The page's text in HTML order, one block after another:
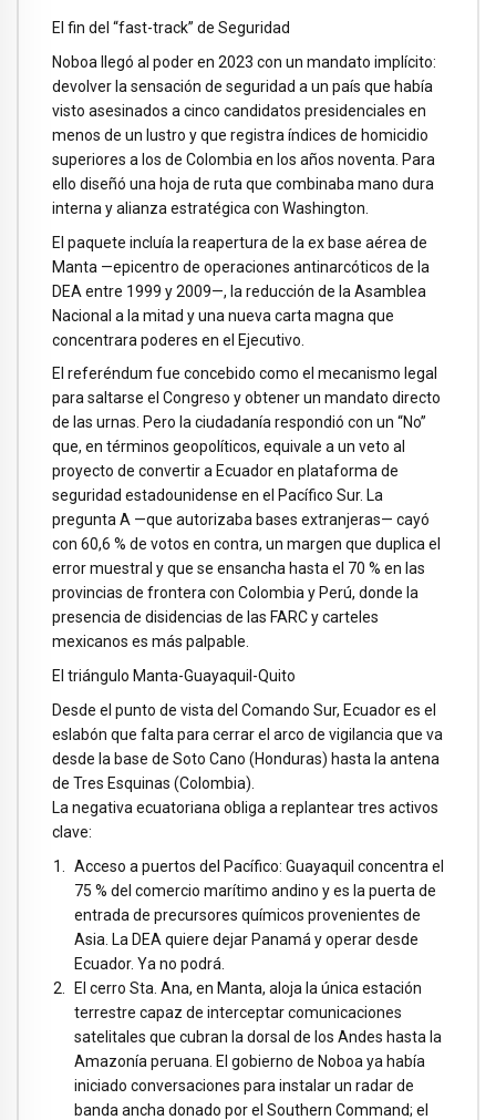
El fin del “fast-track” de Seguridad
Noboa llegó al poder en 2023 con un mandato implícito:
devolver la sensación de seguridad a un país que había
visto asesinados a cinco candidatos presidenciales en
menos de un lustro y que registra índices de homicidio
superiores a los de Colombia en los años noventa. Para
ello diseñó una hoja de ruta que combinaba mano dura
interna y alianza estratégica con Washington.
El paquete incluía la reapertura de la ex base aérea de
Manta —epicentro de operaciones antinarcóticos de la
DEA entre 1999 y 2009—, la reducción de la Asamblea
Nacional a la mitad y una nueva carta magna que
concentrara poderes en el Ejecutivo.
El referéndum fue concebido como el mecanismo legal
para saltarse el Congreso y obtener un mandato directo
de las urnas. Pero la ciudadanía respondió con un “No”
que, en términos geopolíticos, equivale a un veto al
proyecto de convertir a Ecuador en plataforma de
seguridad estadounidense en el Pacífico Sur. La
pregunta A —que autorizaba bases extranjeras— cayó
con 60,6 % de votos en contra, un margen que duplica el
error muestral y que se ensancha hasta el 70 % en las
provincias de frontera con Colombia y Perú, donde la
presencia de disidencias de las FARC y carteles
mexicanos es más palpable.
El triángulo Manta-Guayaquil-Quito
Desde el punto de vista del Comando Sur, Ecuador es el
eslabón que falta para cerrar el arco de vigilancia que va
desde la base de Soto Cano (Honduras) hasta la antena
de Tres Esquinas (Colombia).
La negativa ecuatoriana obliga a replantear tres activos
clave:
Acceso a puertos del Pacífico: Guayaquil concentra el
75 % del comercio marítimo andino y es la puerta de
entrada de precursores químicos provenientes de
Asia. La DEA quiere dejar Panamá y operar desde
Ecuador. Ya no podrá.
El cerro Sta. Ana, en Manta, aloja la única estación
terrestre capaz de interceptar comunicaciones
satelitales que cubran la dorsal de los Andes hasta la
Amazonía peruana. El gobierno de Noboa ya había
iniciado conversaciones para instalar un radar de
banda ancha donado por el Southern Command; el